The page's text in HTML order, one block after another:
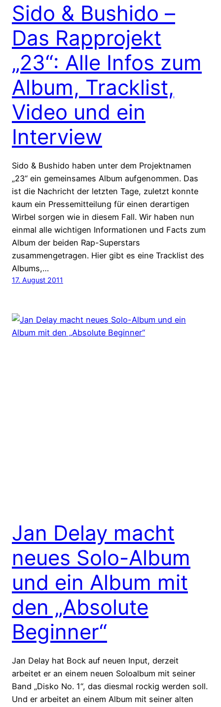
Sido & Bushido –
Das Rapprojekt
„23“: Alle Infos zum
Album, Tracklist,
Video und ein
Interview
Sido & Bushido haben unter dem Projektnamen
„23“ ein gemeinsames Album aufgenommen. Das
ist die Nachricht der letzten Tage, zuletzt konnte
kaum ein Pressemitteilung für einen derartigen
Wirbel sorgen wie in diesem Fall. Wir haben nun
einmal alle wichtigen Informationen und Facts zum
Album der beiden Rap-Superstars
zusammengetragen. Hier gibt es eine Tracklist des
Albums,…
17. August 2011
Jan Delay macht
neues Solo-Album
und ein Album mit
den „Absolute
Beginner“
Jan Delay hat Bock auf neuen Input, derzeit
arbeitet er an einem neuen Soloalbum mit seiner
Band „Disko No. 1“, das diesmal rockig werden soll.
Und er arbeitet an einem Album mit seiner alten